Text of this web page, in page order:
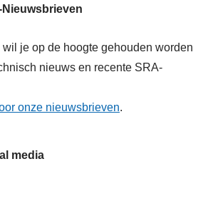
je op de hoogte gehouden worden
nieuws en recente SRA-
onze nieuwsbrieven.
media